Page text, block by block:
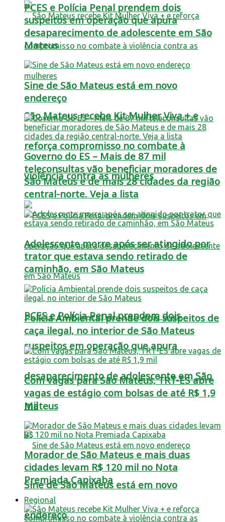
São Mateus recebe Kit Mulher Viva + e
reforça compromisso no combate à
violência contra as mulheres
PCES e Polícia Penal prendem dois
suspeitos em operação que apura
desaparecimento de adolescente em São
Mateus
Sine de São Mateus está em novo
endereço
PCES e Polícia Penal prendem dois
suspeitos em operação que apura
desaparecimento de adolescente em São
Mateus
Sine de São Mateus está em novo
endereço
Governo do ES – Mais de 87 mil
teleconsultas vão beneficiar moradores de
São Mateus e de mais 28 cidades da região
central-norte. Veja a lista
Adolescente morre após ser atingido por
trator que estava sendo retirado de
caminhão, em São Mateus
Polícia Ambiental prende dois suspeitos de
caça ilegal, no interior de São Mateus
Com vagas para São Mateus, TRT-ES abre
vagas de estágio com bolsas de até R$ 1,9
mil
Morador de São Mateus e mais duas
cidades levam R$ 120 mil no Nota
Premiada Capixaba
Regional